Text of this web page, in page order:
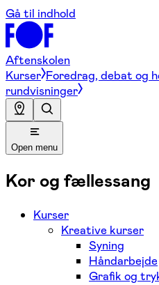
Gå til indhold
Aftenskolen
Kurser Foredrag, debat og
rundvisninger
Open menu
Kor og fællessang
Kurser
Kreative kurser
Syning
Håndarbejde
Grafik og